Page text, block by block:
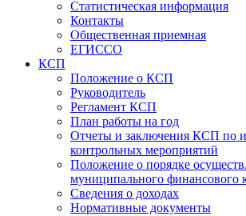
Статистическая информация
Контакты
Общественная приемная
ЕГИССО
КСП
Положение о КСП
Руководитель
Регламент КСП
План работы на год
Отчеты и заключения КСП по
контрольных мероприятий
Положение о порядке
муниципального финансового
Сведения о доходах
Нормативные документы